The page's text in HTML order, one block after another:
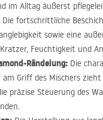
im Alltag äußerst
Die fortschrittliche
sowie eine
Feuchtigkeit und
Rändelung: Die
Griff des Mischers
präzise Steuerung des